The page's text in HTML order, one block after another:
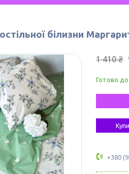
білизни
1 410 ₴
Готово до
+380